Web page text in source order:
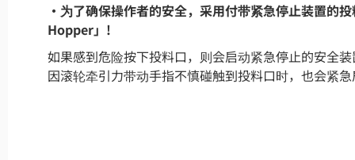
・为了确保操作者的安全，采用付带紧急停止装置的
Hopper」!
如果感到危险按下投料口，则会启动紧急停止的安全
因滚轮牵引力带动手指不慎碰触到投料口时，也会紧